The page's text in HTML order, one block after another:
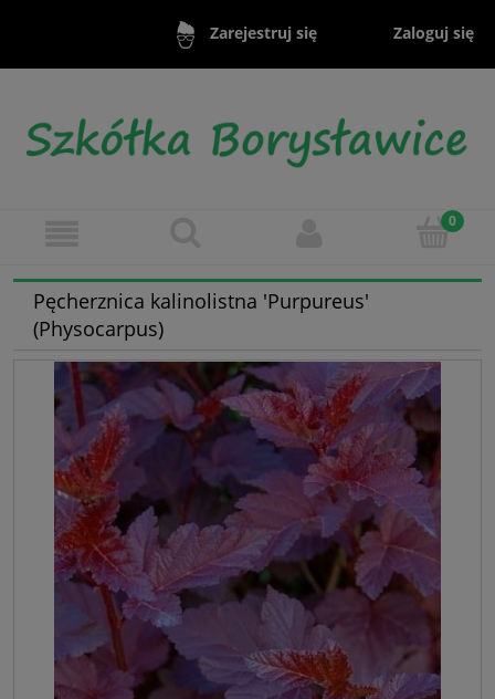
Zarejestruj się Zaloguj się
Pęcherznica kalinolistna 'Purpureus'
(Physocarpus)